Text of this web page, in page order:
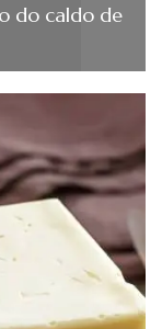
do caldo de